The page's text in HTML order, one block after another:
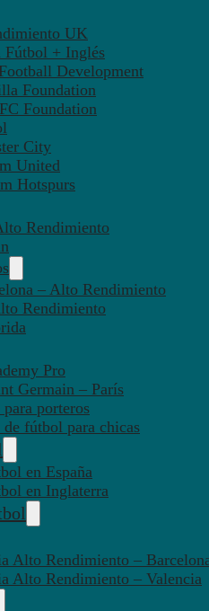
UK
Fútbol + Inglés
Development
Foundation
Foundation
City
United
Hotspurs
Rendimiento
– Alto Rendimiento
Rendimiento
Pro
Germain – París
porteros
de fútbol para chicas
en España
en Inglaterra
Alto Rendimiento –
Alto Rendimiento – Valencia